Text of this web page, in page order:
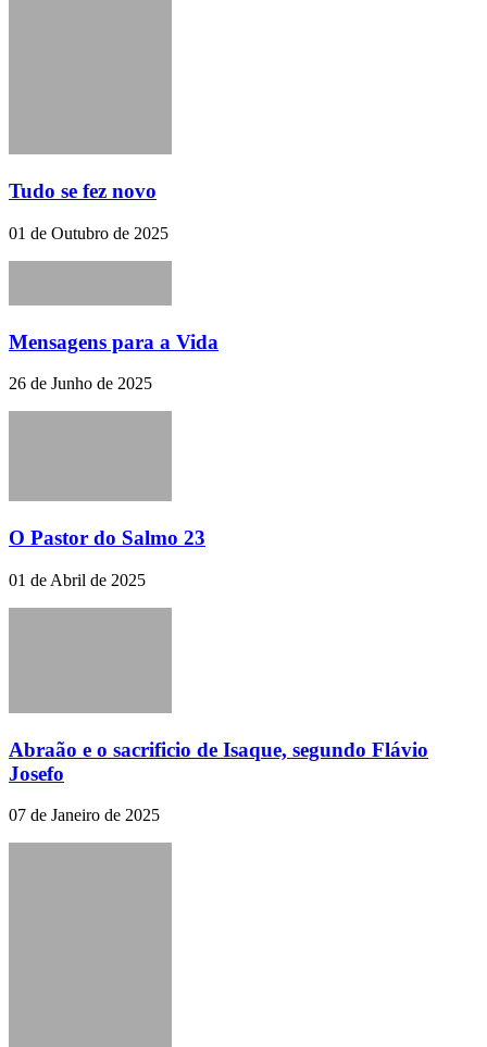
Tudo se fez novo
01 de Outubro de 2025
Mensagens para a Vida
26 de Junho de 2025
O Pastor do Salmo 23
01 de Abril de 2025
Abraão e o sacrificio de Isaque, segundo Flávio
Josefo
07 de Janeiro de 2025